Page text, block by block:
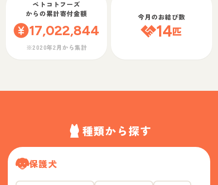
ペトコトフーズ
からの累計寄付金額
17,022,844
※2020年2月から集計
今月のお結び数
14匹
種類から探す
保護犬